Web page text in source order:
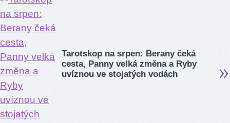
Tarotskop na srpen: Berany čeká
cesta, Panny velká změna a Ryby
uvíznou ve stojatých vodách